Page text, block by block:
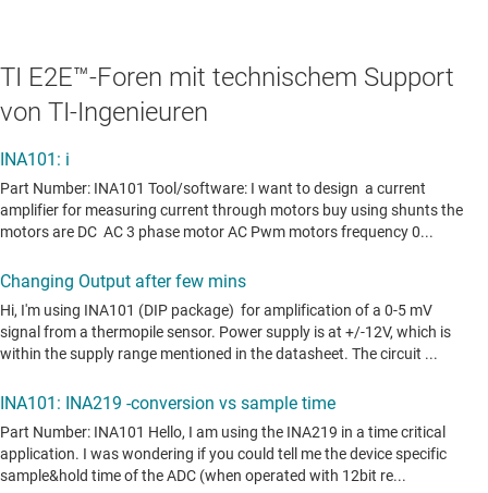
TI E2E™-Foren mit technischem Support
von TI-Ingenieuren